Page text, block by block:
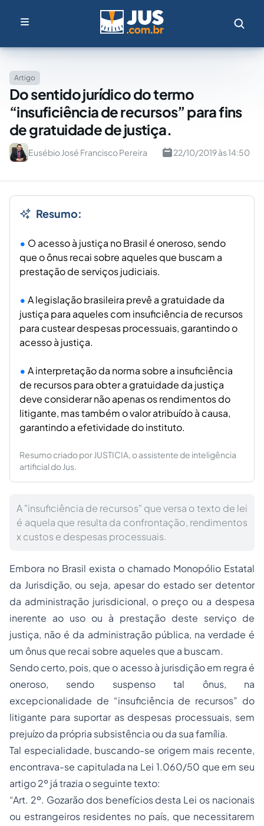
Artigo
Do sentido jurídico do termo
“insuficiência de recursos” para fins
de gratuidade de justiça.
Eusébio José Francisco Pereira 22/10/2019 às 14:50
Resumo:
O acesso à justiça no Brasil é oneroso, sendo
que o ônus recai sobre aqueles que buscam a
prestação de serviços judiciais.
A legislação brasileira prevê a gratuidade da
justiça para aqueles com insuficiência de recursos
para custear despesas processuais, garantindo o
acesso à justiça.
A interpretação da norma sobre a insuficiência
de recursos para obter a gratuidade da justiça
deve considerar não apenas os rendimentos do
litigante, mas também o valor atribuído à causa,
garantindo a efetividade do instituto.
Resumo criado por JUSTICIA, o assistente de inteligência
artificial do Jus.
A "insuficiência de recursos" que versa o texto de lei
é aquela que resulta da confrontação, rendimentos
x custos e despesas processuais.
Embora no Brasil exista o chamado Monopólio Estatal
da Jurisdição, ou seja, apesar do estado ser detentor
da administração jurisdicional, o preço ou a despesa
inerente ao uso ou à prestação deste serviço de
justiça, não é da administração pública, na verdade é
um ônus que recai sobre aqueles que a buscam.
Sendo certo, pois, que o acesso à jurisdição em regra é
oneroso, sendo suspenso tal ônus, na
excepcionalidade de “insuficiência de recursos” do
litigante para suportar as despesas processuais, sem
prejuízo da própria subsistência ou da sua família.
Tal especialidade, buscando-se origem mais recente,
encontrava-se capitulada na Lei 1.060/50 que em seu
artigo2ºjá trazia o seguinte texto:
“Art. 2º. Gozarão dos benefícios desta Lei os nacionais
ou estrangeiros residentes no país, que necessitarem